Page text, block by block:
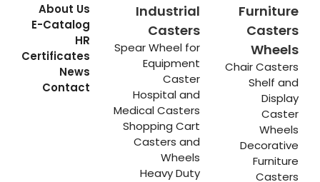
Furniture
Casters
Wheels
Chair Casters
Shelf and
Display
Caster
Wheels
Decorative
Furniture
Casters
Industrial
Casters
Spear Wheel for
Equipment
Caster
Hospital and
Medical Casters
Shopping Cart
Casters and
Wheels
Heavy Duty
About Us
E-Catalog
HR
Certificates
News
Contact